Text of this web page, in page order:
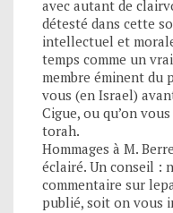
avec autant de
détesté dans cette
intellectuel et
temps comme un
membre éminent du
vous (en Israel)
Cigue, ou qu’on
torah.
Hommages à M.
éclairé. Un conseil :
commentaire sur
publié, soit on vous